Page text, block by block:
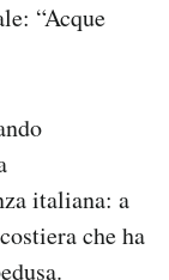
“Acque
italiana: a
che ha